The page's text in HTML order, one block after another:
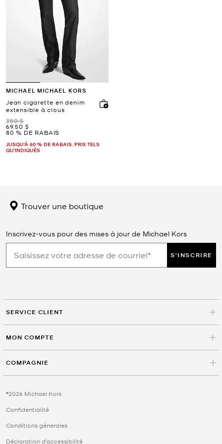
MICHAEL MICHAEL KORS
Jean cigarette en denim
extensible à clous
était
350 $
maintenant
69.50 $
80 % DE RABAIS
JUSQU’À 60 % DE RABAIS. PRIX TELS
QU'INDIQUÉS
Trouver une boutique
Inscrivez-vous pour des mises à jour de Michael Kors
S'INSCRIRE
SERVICE CLIENT
MON COMPTE
COMPAGNIE
©2026 Michael Kors
Confidentialité
Conditions génerales
Déclaration d'accessibilité